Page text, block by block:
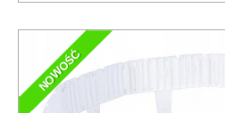
NOWOŚĆ